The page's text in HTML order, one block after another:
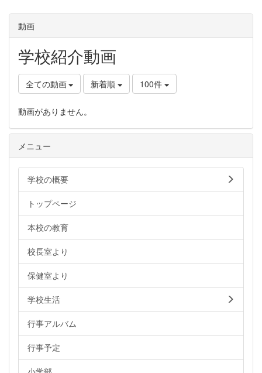
動画
学校紹介動画
全ての動画 新着順 100件
動画がありません。
メニュー
学校の概要
トップページ
本校の教育
校長室より
保健室より
学校生活
行事アルバム
行事予定